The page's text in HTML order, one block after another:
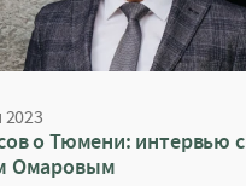
2023
о Тюмени: интервью с
Омаровым